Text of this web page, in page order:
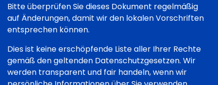
Bitte überprüfen Sie dieses Dokument regelmäßig
auf Änderungen, damit wir den lokalen Vorschriften
entsprechen können.
Dies ist keine erschöpfende Liste aller Ihrer Rechte
gemäß den geltenden Datenschutzgesetzen. Wir
werden transparent und fair handeln, wenn wir